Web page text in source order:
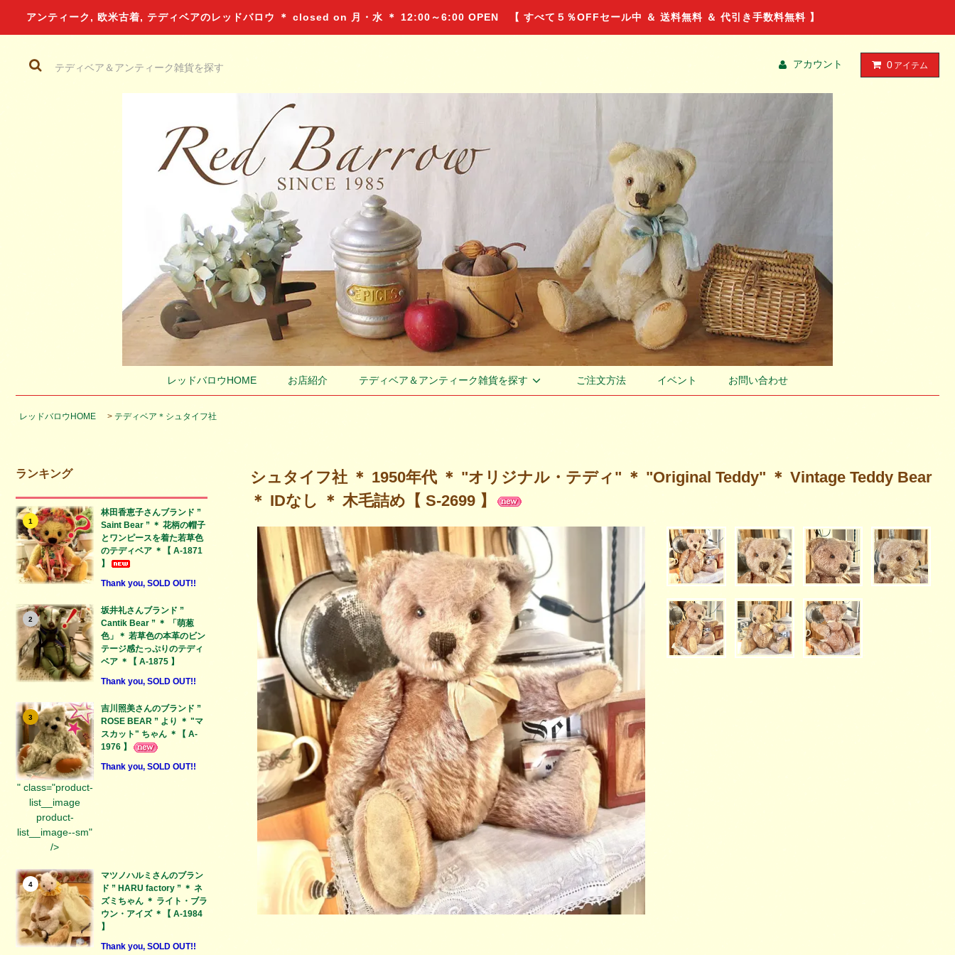
アンティーク, 欧米古着, テディベアのレッドバロウ ＊ closed on 月・水 ＊ 12:00～6:00 OPEN 【 すべて５％OFFセール中 ＆ 送料無料 ＆ 代引き手数料無料 】
アカウント 0 アイテム
レッドバロウHOME お店紹介 テディベア＆アンティーク雑貨を探す ご注文方法 イベント お問い合わせ
レッドバロウHOME > テディベア＊シュタイフ社
ランキング
1
林田香恵子さんブランド ”
Saint Bear ” ＊ 花柄の帽子
とワンピースを着た若草色
のテディベア ＊【 A-1871
】
Thank you, SOLD OUT!!
2
坂井礼さんブランド ”
Cantik Bear ” ＊ 「萌葱
色」＊ 若草色の本革のビン
テージ感たっぷりのテディ
ベア ＊【 A-1875 】
Thank you, SOLD OUT!!
3
" class="product-
list__image
product-
list__image--sm"
/>
吉川照美さんのブランド ”
ROSE BEAR ” より ＊ "マ
スカット" ちゃん ＊【 A-
1976 】
Thank you, SOLD OUT!!
4
マツノハルミさんのブラン
ド ” HARU factory ” ＊ ネ
ズミちゃん ＊ ライト・ブラ
ウン・アイズ ＊【 A-1984
】
Thank you, SOLD OUT!!
シュタイフ社 ＊ 1950年代 ＊ "オリジナル・テディ" ＊ "Original Teddy" ＊ Vintage Teddy Bear
＊ IDなし ＊ 木毛詰め【 S-2699 】